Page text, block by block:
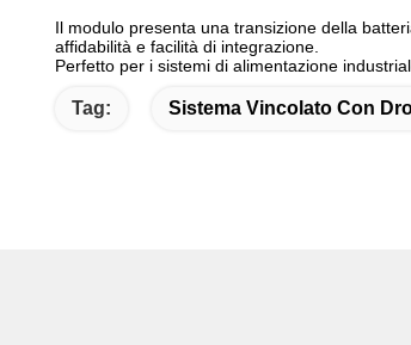
Il modulo presenta una transizione della
affidabilità e facilità di integrazione.
Perfetto per i sistemi di alimentazione
Tag: Sistema Vincolato Con